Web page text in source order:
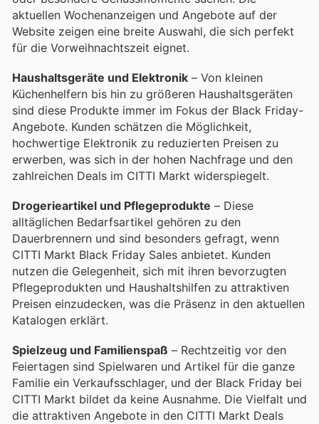
aktuellen Wochenanzeigen und Angebote auf der
Website zeigen eine breite Auswahl, die sich perfekt
für die Vorweihnachtszeit eignet.
Haushaltsgeräte und Elektronik – Von kleinen
Küchenhelfern bis hin zu größeren Haushaltsgeräten
sind diese Produkte immer im Fokus der Black Friday-
Angebote. Kunden schätzen die Möglichkeit,
hochwertige Elektronik zu reduzierten Preisen zu
erwerben, was sich in der hohen Nachfrage und den
zahlreichen Deals im CITTI Markt widerspiegelt.
Drogerieartikel und Pflegeprodukte – Diese
alltäglichen Bedarfsartikel gehören zu den
Dauerbrennern und sind besonders gefragt, wenn
CITTI Markt Black Friday Sales anbietet. Kunden
nutzen die Gelegenheit, sich mit ihren bevorzugten
Pflegeprodukten und Haushaltshilfen zu attraktiven
Preisen einzudecken, was die Präsenz in den aktuellen
Katalogen erklärt.
Spielzeug und Familienspaß – Rechtzeitig vor den
Feiertagen sind Spielwaren und Artikel für die ganze
Familie ein Verkaufsschlager, und der Black Friday bei
CITTI Markt bildet da keine Ausnahme. Die Vielfalt und
die attraktiven Angebote in den CITTI Markt Deals